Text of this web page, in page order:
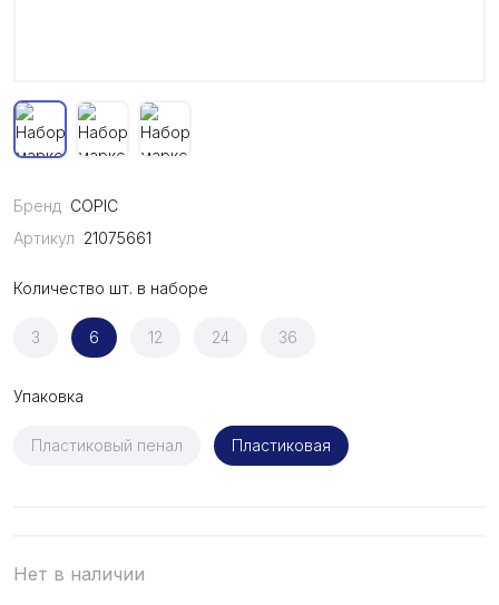
Бренд COPIC
Артикул 21075661
Количество шт. в наборе
3 6 12 24 36
Упаковка
Пластиковый пенал Пластиковая
Нет в наличии